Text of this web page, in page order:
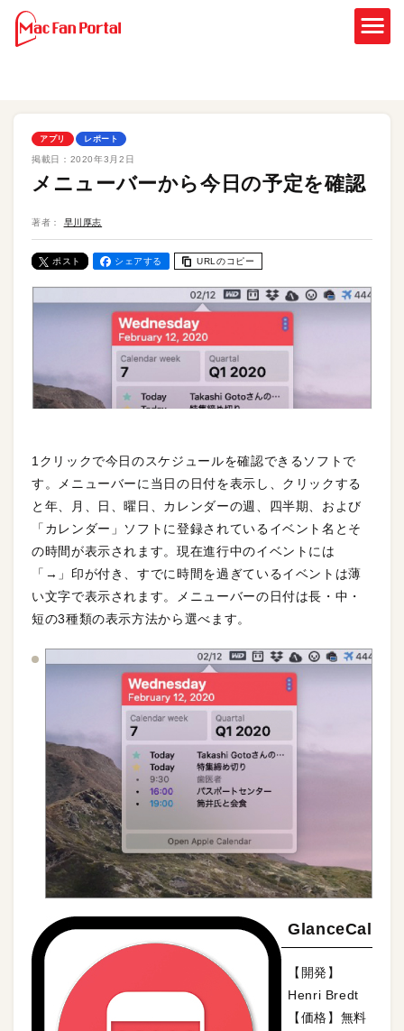
アプリ レポート
掲載日： 2020年3月2日
メニューバーから今日の予定を確認
著者： 早川厚志
ポスト シェアする URLのコピー
1クリックで今日のスケジュールを確認できるソフトで
す。メニューバーに当日の日付を表示し、クリックする
と年、月、日、曜日、カレンダーの週、四半期、および
「カレンダー」ソフトに登録されているイベント名とそ
の時間が表示されます。現在進行中のイベントには
「→」印が付き、すでに時間を過ぎているイベントは薄
い文字で表示されます。メニューバーの日付は長・中・
短の3種類の表示方法から選べます。
GlanceCal
【開発】
Henri Bredt
【価格】無料